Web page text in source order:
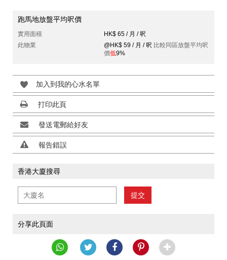
跑馬地放盤平均呎價
實用面積
HK$ 65 / 月 / 呎
此物業
@HK$ 59 / 月 / 呎 比較同區放盤平均呎
價低9%
加入到我的心水名單
打印此頁
發送電郵給好友
報告錯誤
香港大廈搜尋
提交
分享此頁面